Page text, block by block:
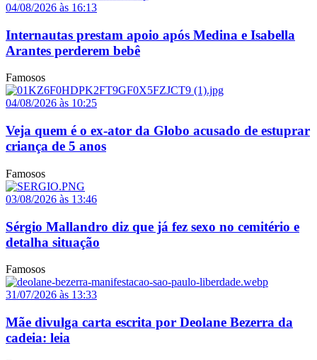
04/08/2026 às 16:13
Internautas prestam apoio após Medina e Isabella
Arantes perderem bebê
Famosos
04/08/2026 às 10:25
Veja quem é o ex-ator da Globo acusado de estuprar
criança de 5 anos
Famosos
03/08/2026 às 13:46
Sérgio Mallandro diz que já fez sexo no cemitério e
detalha situação
Famosos
31/07/2026 às 13:33
Mãe divulga carta escrita por Deolane Bezerra da
cadeia: leia